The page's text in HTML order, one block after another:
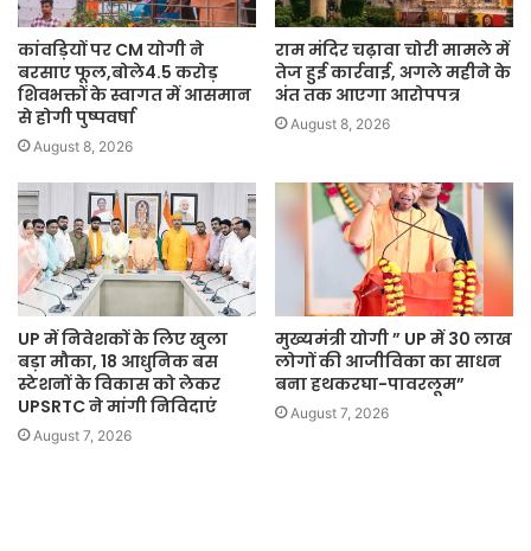
कांवड़ियों पर CM योगी ने
बरसाए फूल,बोले4.5 करोड़
शिवभक्तों के स्वागत में आसमान
से होगी पुष्पवर्षा
August 8, 2026
राम मंदिर चढ़ावा चोरी मामले में
तेज हुई कार्रवाई, अगले महीने के
अंत तक आएगा आरोपपत्र
August 8, 2026
UP में निवेशकों के लिए खुला
बड़ा मौका, 18 आधुनिक बस
स्टेशनों के विकास को लेकर
UPSRTC ने मांगी निविदाएं
August 7, 2026
मुख्यमंत्री योगी ” UP में 30 लाख
लोगों की आजीविका का साधन
बना हथकरघा-पावरलूम”
August 7, 2026